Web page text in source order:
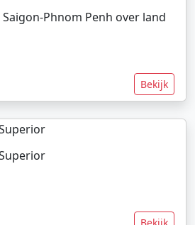
Phnom Penh over land
Bekijk